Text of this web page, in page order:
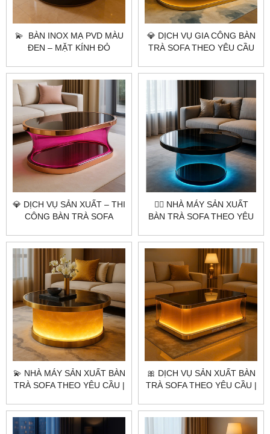
💫 BÀN INOX MẠ PVD MÀU
ĐEN – MẶT KÍNH ĐỎ
CITYBUILDING
💎​​​​​​​ DỊCH VỤ GIA CÔNG BÀN
TRÀ SOFA THEO YÊU CẦU
AURORA HỒNG ÁNH KIM
ÁNH SÁNG
💎​​​​​​​ DỊCH VỤ SẢN XUẤT – THI
CÔNG BÀN TRÀ SOFA
AURORA HỒNG ÁNH KIM |
CITYBUILDING 💎✨
👷‍♂️ NHÀ MÁY SẢN XUẤT
BÀN TRÀ SOFA THEO YÊU
OCEAN BLUE LUXE
💫 NHÀ MÁY SẢN XUẤT BÀN
TRÀ SOFA THEO YÊU CẦU |
AURORA LUXE
🎀 DỊCH VỤ SẢN XUẤT BÀN
TRÀ SOFA THEO YÊU CẦU |
ÁNH SÁNG HOÀNG GIA